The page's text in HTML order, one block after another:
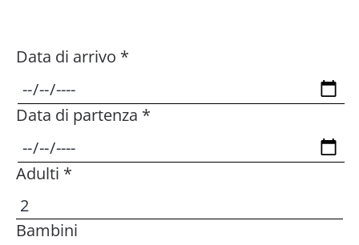
Data di arrivo *
Data di partenza *
Adulti *
Bambini